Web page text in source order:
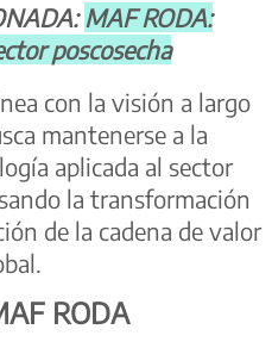
MAF RODA:
poscosecha
con la visión a largo
mantenerse a la
aplicada al sector
la transformación
de la cadena de valor
RODA